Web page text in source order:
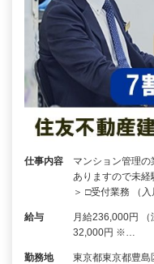
仕事内容
マンション管理
ありますので未
＞ □受付業務 （
給与
月給236,000円
32,000円 ※…
勤務地
東京都東京都豊島